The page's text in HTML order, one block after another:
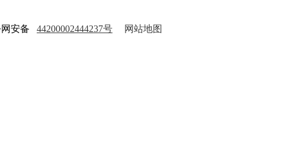
网安备 44200002444237号 网站地图